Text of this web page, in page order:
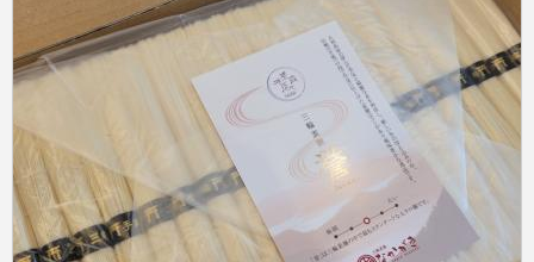
くださいね！ ブログは皆様から頂いたご質問、教えてもらったこ
と、盛り上がった話題を発信！ 良いなと思った方は、お気に入り登
録よろしくお願いします(^^) Xもありますので、プロフィールの
「BLOG」からどうぞ♪ こんなファッションして、待ち合わせしてな
ど、リクエストOK☆ 最後まで読んでいただき、ありがとうございま
したm(__)m